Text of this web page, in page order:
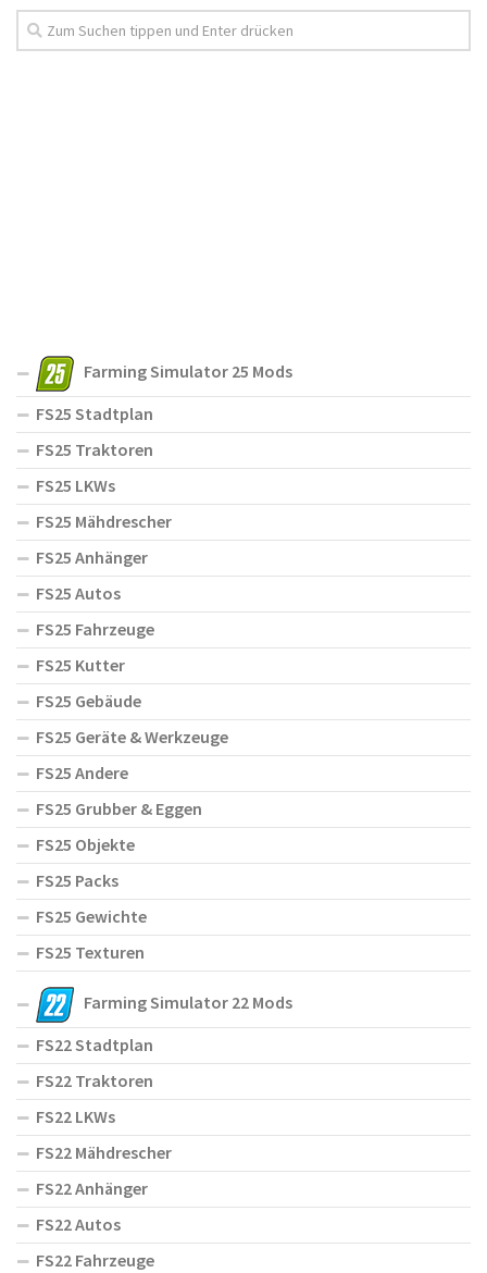
Farming Simulator 25 Mods
FS25 Stadtplan
FS25 Traktoren
FS25 LKWs
FS25 Mähdrescher
FS25 Anhänger
FS25 Autos
FS25 Fahrzeuge
FS25 Kutter
FS25 Gebäude
FS25 Geräte & Werkzeuge
FS25 Andere
FS25 Grubber & Eggen
FS25 Objekte
FS25 Packs
FS25 Gewichte
FS25 Texturen
Farming Simulator 22 Mods
FS22 Stadtplan
FS22 Traktoren
FS22 LKWs
FS22 Mähdrescher
FS22 Anhänger
FS22 Autos
FS22 Fahrzeuge